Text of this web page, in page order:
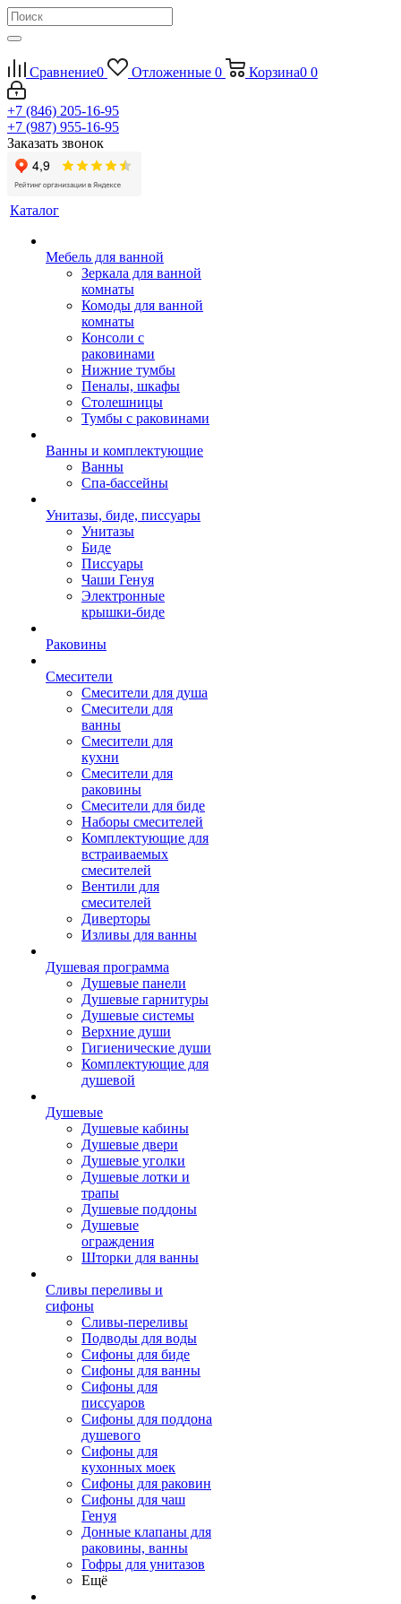
Сравнение0 Отложенные 0 Корзина0 0
+7 (846) 205-16-95
+7 (987) 955-16-95
Заказать звонок
Каталог
Мебель для ванной
Зеркала для ванной
комнаты
Комоды для ванной
комнаты
Консоли с
раковинами
Нижние тумбы
Пеналы, шкафы
Столешницы
Тумбы с раковинами
Ванны и комплектующие
Ванны
Спа-бассейны
Унитазы, биде, писсуары
Унитазы
Биде
Писсуары
Чаши Генуя
Электронные
крышки-биде
Раковины
Смесители
Смесители для душа
Смесители для
ванны
Смесители для
кухни
Смесители для
раковины
Смесители для биде
Наборы смесителей
Комплектующие для
встраиваемых
смесителей
Вентили для
смесителей
Диверторы
Изливы для ванны
Душевая программа
Душевые панели
Душевые гарнитуры
Душевые системы
Верхние души
Гигиенические души
Комплектующие для
душевой
Душевые
Душевые кабины
Душевые двери
Душевые уголки
Душевые лотки и
трапы
Душевые поддоны
Душевые
ограждения
Шторки для ванны
Сливы переливы и
сифоны
Сливы-переливы
Подводы для воды
Сифоны для биде
Сифоны для ванны
Сифоны для
писсуаров
Сифоны для поддона
душевого
Сифоны для
кухонных моек
Сифоны для раковин
Сифоны для чаш
Генуя
Донные клапаны для
раковины, ванны
Гофры для унитазов
Ещё